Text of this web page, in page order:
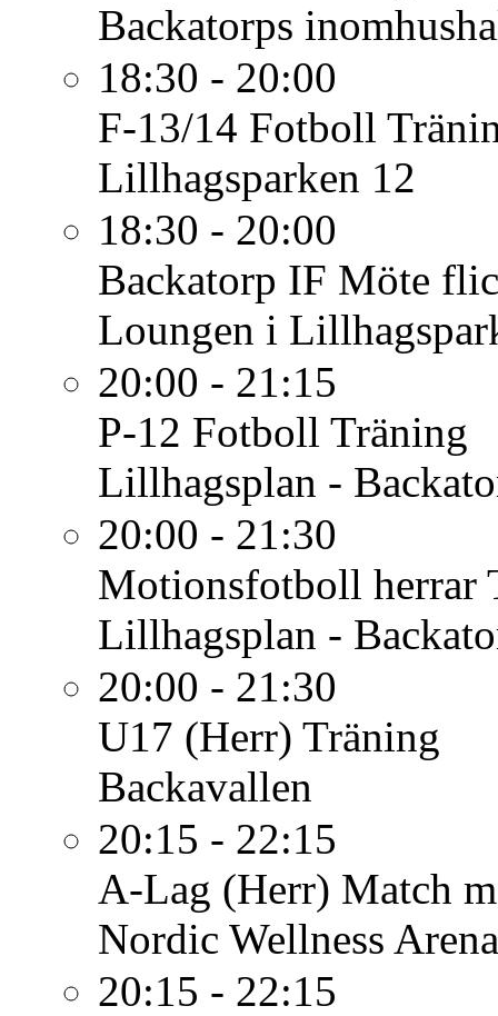
Backatorps
18:30 - 20:00
F-13/14 Fotboll
Lillhagsparken 12
18:30 - 20:00
Backatorp IF Möte
Loungen i
20:00 - 21:15
P-12 Fotboll Träning
Lillhagsplan -
20:00 - 21:30
Motionsfotboll herrar
Lillhagsplan -
20:00 - 21:30
U17 (Herr) Träning
Backavallen
20:15 - 22:15
A-Lag (Herr) Match
Nordic Wellness Arena
20:15 - 22:15